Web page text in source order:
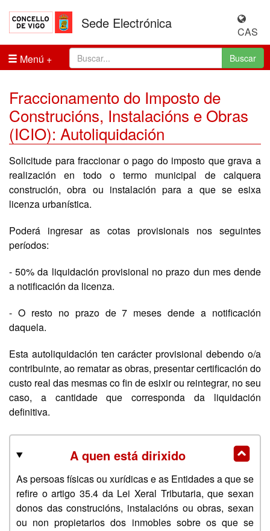
Sede Electrónica
CAS
Menú
Buscar
Fraccionamento do Imposto de
Construcións, Instalacións e Obras
(ICIO): Autoliquidación
Solicitude para fraccionar o pago do imposto que grava a
realización en todo o termo municipal de calquera
construción, obra ou instalación para a que se esixa
licenza urbanística.
Poderá ingresar as cotas provisionais nos seguintes
períodos:
- 50% da liquidación provisional no prazo dun mes dende
a notificación da licenza.
- O resto no prazo de 7 meses dende a notificación
daquela.
Esta autoliquidación ten carácter provisional debendo o/a
contribuinte, ao rematar as obras, presentar certificación do
custo real das mesmas co fin de esixir ou reintegrar, no seu
caso, a cantidade que corresponda da liquidación
definitiva.
A quen está dirixido
As persoas físicas ou xurídicas e as Entidades a que se
refire o artigo 35.4 da Lei Xeral Tributaria, que sexan
donos das construcións, instalacións ou obras, sexan
ou non propietarios dos inmobles sobre os que se